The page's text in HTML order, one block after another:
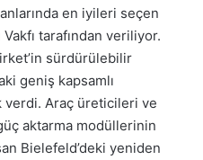
en iyileri seçen
tarafından veriliyor.
sürdürülebilir
geniş kapsamlı
verdi. Araç üreticileri ve
aktarma modüllerinin
Bielefeld’deki yeniden